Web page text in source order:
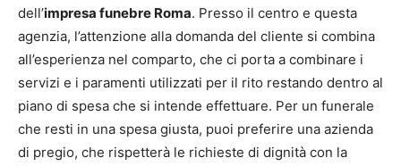
dell’impresa funebre Roma. Presso il centro e questa
agenzia, l’attenzione alla domanda del cliente si combina
all’esperienza nel comparto, che ci porta a combinare i
servizi e i paramenti utilizzati per il rito restando dentro al
piano di spesa che si intende effettuare. Per un funerale
che resti in una spesa giusta, puoi preferire una azienda
di pregio, che rispetterà le richieste di dignità con la